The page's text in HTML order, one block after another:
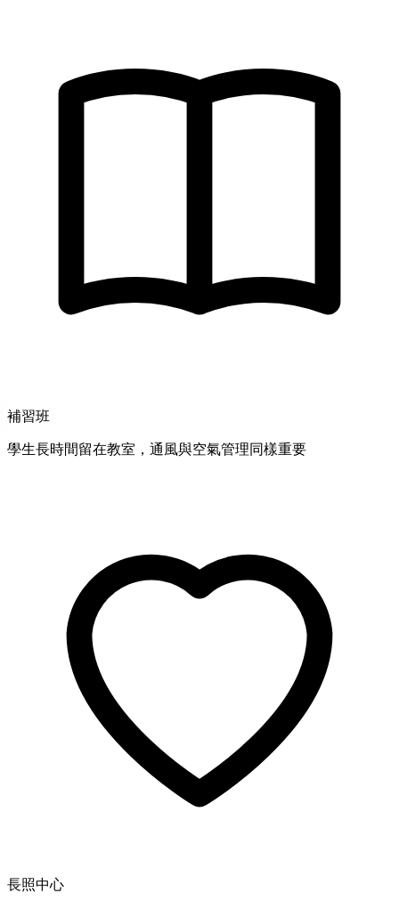
補習班
學生長時間留在教室，通風與空氣管理同樣重要
長照中心